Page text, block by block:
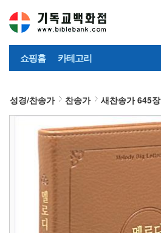
쇼핑홈 카테고리
성경/찬송가 찬송가 새찬송가 645장